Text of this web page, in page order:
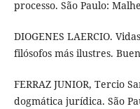
processo. São Paulo:
DIOGENES LAERCIO.
filósofos más ilustres.
FERRAZ JUNIOR, Tercio
dogmática jurídica. São